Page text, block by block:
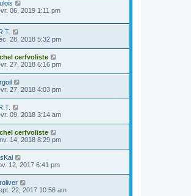
06, 2019 1:11 pm
28, 2018 5:32 pm
cerfvoliste
27, 2018 6:16 pm
27, 2018 4:03 pm
09, 2018 3:14 am
cerfvoliste
14, 2018 8:29 pm
12, 2017 6:41 pm
22, 2017 10:56 am